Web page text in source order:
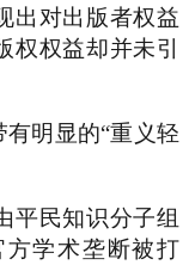
出对出版者权益
权权益却并未引
明显的“重义轻
平民知识分子组
方学术垄断被打